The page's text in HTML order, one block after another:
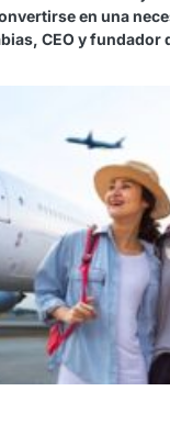
en una
CEO y fundador